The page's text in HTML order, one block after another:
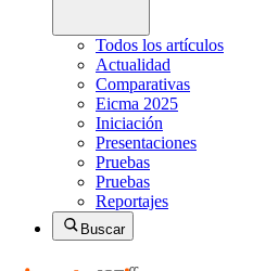
Todos los artículos
Actualidad
Comparativas
Eicma 2025
Iniciación
Presentaciones
Pruebas
Pruebas
Reportajes
Buscar